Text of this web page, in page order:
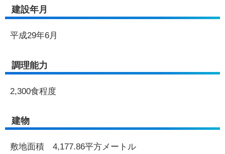
建設年月
平成29年6月
調理能力
2,300食程度
建物
敷地面積 4,177.86平方メートル